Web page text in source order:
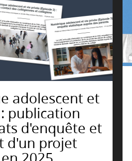
adolescent et
publication
d'enquête et
d'un projet